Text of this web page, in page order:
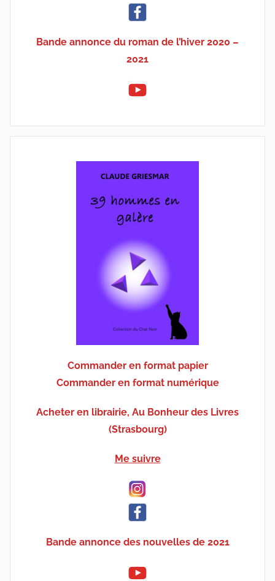
Bande annonce du roman de l’hiver 2020 –
2021
Commander en format papier
Commander en format numérique
Acheter en librairie, Au Bonheur des Livres
(Strasbourg)
Me suivre
Bande annonce des nouvelles de 2021